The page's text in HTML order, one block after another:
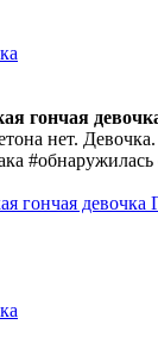
гончая
нет. Девочка.
#обнаружилась
гончая девочка